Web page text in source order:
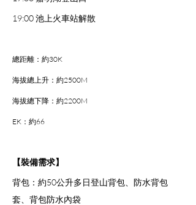
19:00 池上火車站解散
總距離：約30K
海拔總上升：約2500M
海拔總下降：約2200M
EK：約66
【裝備需求】
背包：約50公升多日登山背包、防水背包
套、背包防水內袋